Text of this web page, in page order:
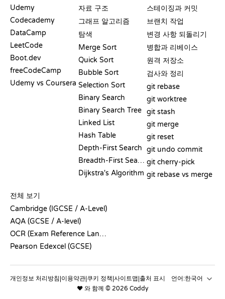
Udemy
Codecademy
DataCamp
LeetCode
Boot.dev
freeCodeCamp
Udemy vs Coursera
자료 구조
그래프 알고리즘
탐색
Merge Sort
Quick Sort
Bubble Sort
Selection Sort
Binary Search
Binary Search Tree
Linked List
Hash Table
Depth-First Search
Breadth-First Search
Dijkstra's Algorithm
스테이징과 커밋
브랜치 작업
변경 사항 되돌리기
병합과 리베이스
원격 저장소
검사와 정리
git rebase
git worktree
git stash
git merge
git reset
git undo commit
git cherry-pick
git rebase vs merge
전체 보기
Cambridge (IGCSE / A-Level)
AQA (GCSE / A-level)
OCR (Exam Reference Language)
Pearson Edexcel (GCSE)
개인정보 처리방침 |이용약관|쿠키 정책|사이트맵|출처 표시
언어:
❤️ 와 함께 © 2026 Coddy